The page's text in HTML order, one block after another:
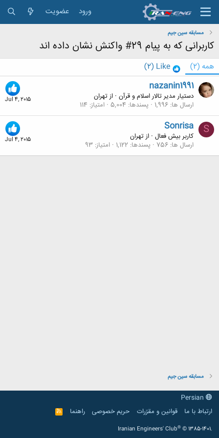
ورود عضویت
مسابقه سین جیم
کاربرانی که به پیام 29# واکنش نشان داده اند
همه (2)
Like
(2)
Jul 4, 2015
nazanin1991
دستیار مدیر تالار اسلام و قرآن · ازتهران
ارسال ها 1,996 پسندها 5,004 امتیاز 114
S
Jul 4, 2015
Sonrisa
کاربر بیش فعال · ازتهران
ارسال ها 756 پسندها 1,122 امتیاز 93
مسابقه سین جیم
ارتباط با ما
قوانین و مقرّرات حریم خصوصی راهنما
R
S
Iranian Engineers' Club® © 1385-1401.